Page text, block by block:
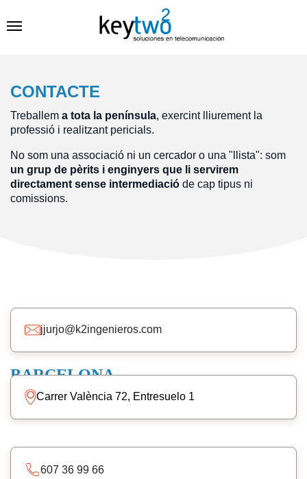
CONTACTE
Treballem a tota la península, exercint lliurement la
professió i realitzant pericials.
No som una associació ni un cercador o una "llista": som
un grup de pèrits i enginyers que li servirem
directament sense intermediació de cap tipus ni
comissions.
jjurjo@k2ingenieros.com
BARCELONA
Carrer València 72, Entresuelo 1
607 36 99 66